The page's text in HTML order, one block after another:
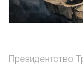
Президентство